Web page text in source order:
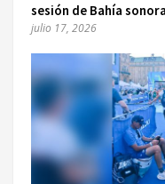
sesión de Bahía
julio 17, 2026